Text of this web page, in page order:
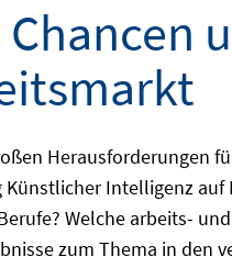
Herausforderungen
Intelligenz
Welche arbeits-
zum Thema in den